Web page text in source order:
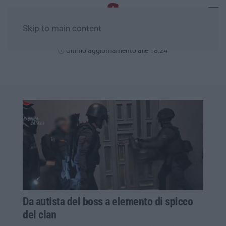
Skip to main content
Ultimo aggiornamento alle 18:24
Da autista del boss a elemento di spicco
del clan